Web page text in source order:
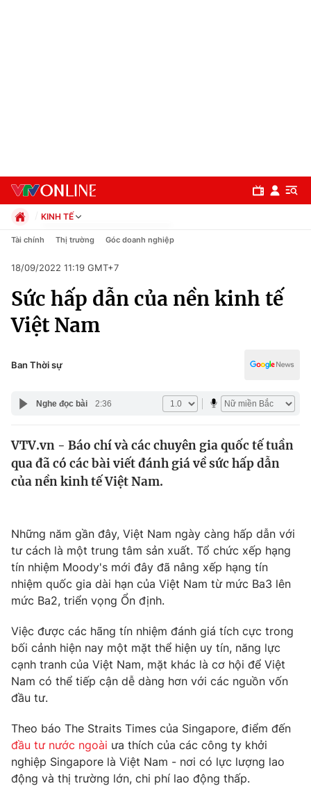
Chuyên mục
Chính trị
Pháp luật
Thế giới
Thế giới đó đây
Câu chuyện quốc tế
Tài chính
Thị trường
Góc doanh nghiệp
Dữ liệu và đời sống
Truyền hình
Phim VTV
Hậu trường
Nhân vật
Giải sao mai
Giải trí
Điện ảnh
Âm nhạc
Sao
Đời sống
Du lịch
Làm đẹp
Chất lượng cuộc sống
Tuyển sinh
Học trực tuyến
Công nghệ
Hitech Công nghệ tương lai
KINH TẾ
Chính trị
Pháp luật
Kinh tế
Thể thao
Truyền hình
Y tế
Công nghệ
Tài chính Thị trường Góc doanh nghiệp
18/09/2022 11:19 GMT+7
Sức hấp dẫn của nền kinh tế
Việt Nam
Ban Thời sự
Nghe đọc bài 2:36
VTV.vn - Báo chí và các chuyên gia quốc tế tuần
qua đã có các bài viết đánh giá về sức hấp dẫn
của nền kinh tế Việt Nam.
Những năm gần đây, Việt Nam ngày càng hấp dẫn với
tư cách là một trung tâm sản xuất. Tổ chức xếp hạng
tín nhiệm Moody's mới đây đã nâng xếp hạng tín
nhiệm quốc gia dài hạn của Việt Nam từ mức Ba3 lên
mức Ba2, triển vọng Ổn định.
Việc được các hãng tín nhiệm đánh giá tích cực trong
bối cảnh hiện nay một mặt thể hiện uy tín, năng lực
cạnh tranh của Việt Nam, mặt khác là cơ hội để Việt
Nam có thể tiếp cận dễ dàng hơn với các nguồn vốn
đầu tư.
Theo báo The Straits Times của Singapore, điểm đến
đầu tư nước ngoài ưa thích của các công ty khởi
nghiệp Singapore là Việt Nam - nơi có lực lượng lao
động và thị trường lớn, chi phí lao động thấp.